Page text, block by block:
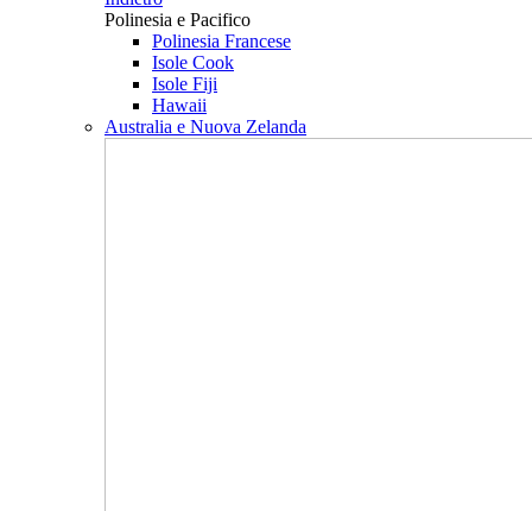
Polinesia e Pacifico
Polinesia Francese
Isole Cook
Isole Fiji
Hawaii
Australia e Nuova Zelanda